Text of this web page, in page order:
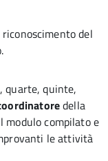
del
quarte, quinte,
della
modulo compilato e
le attività